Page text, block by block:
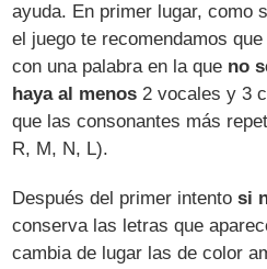
ayuda. En primer lugar, como
el juego te recomendamos
con una palabra en la que no
haya al menos 2 vocales y 3
que las consonantes más
R, M, N, L).
Después del primer intentosi
conserva las letras que
cambia de lugar las de color